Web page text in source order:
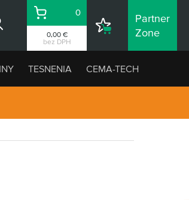
0,00 €
bez DPH
Košík
0
Nákupný
Partner
Zone
TESNENIA CEMA-TECH